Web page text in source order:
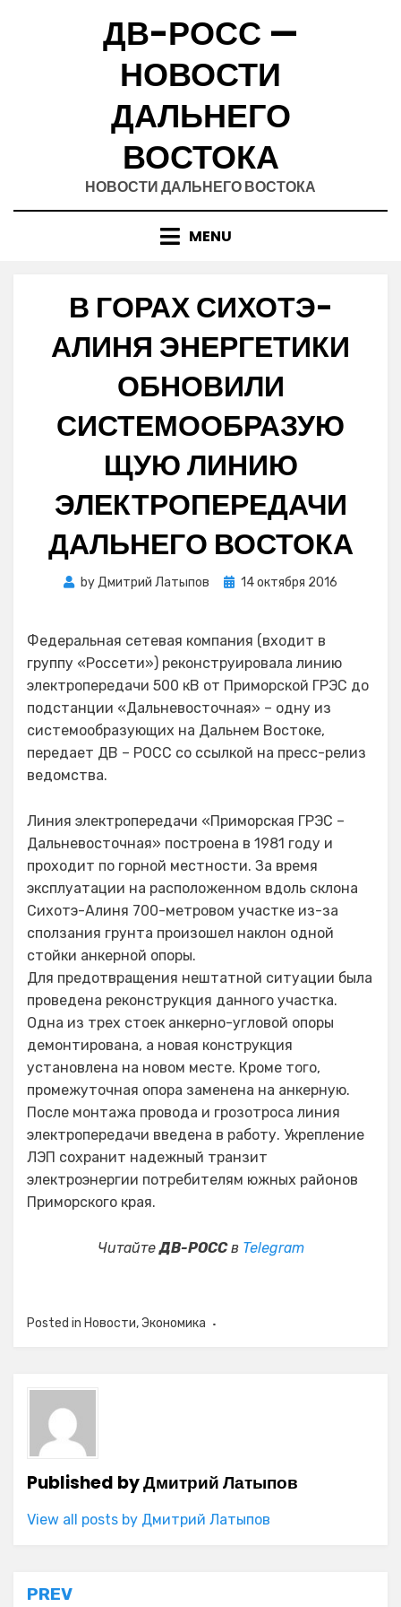
ДВ-РОСС —
НОВОСТИ
ДАЛЬНЕГО
ВОСТОКА
НОВОСТИ ДАЛЬНЕГО ВОСТОКА
MENU
В ГОРАХ СИХОТЭ-
АЛИНЯ ЭНЕРГЕТИКИ
ОБНОВИЛИ
СИСТЕМООБРАЗУЮ
ЩУЮ ЛИНИЮ
ЭЛЕКТРОПЕРЕДАЧИ
ДАЛЬНЕГО ВОСТОКА
byДмитрий Латыпов
Posted
14 октября 2016
Федеральная сетевая компания (входит в
группу «Россети») реконструировала линию
электропередачи 500 кВ от Приморской ГРЭС до
подстанции «Дальневосточная» – одну из
системообразующих на Дальнем Востоке,
передает ДВ – РОСС со ссылкой на пресс-релиз
ведомства.
Линия электропередачи «Приморская ГРЭС –
Дальневосточная» построена в 1981 году и
проходит по горной местности. За время
эксплуатации на расположенном вдоль склона
Сихотэ-Алиня 700-метровом участке из-за
сползания грунта произошел наклон одной
стойки анкерной опоры.
Для предотвращения нештатной ситуации была
проведена реконструкция данного участка.
Одна из трех стоек анкерно-угловой опоры
демонтирована, а новая конструкция
установлена на новом месте. Кроме того,
промежуточная опора заменена на анкерную.
После монтажа провода и грозотроса линия
электропередачи введена в работу. Укрепление
ЛЭП сохранит надежный транзит
электроэнергии потребителям южных районов
Приморского края.
ЧитайтеДВ-РОССв Telegram
Posted in Новости,Экономика
Published byДмитрий Латыпов
View all posts by Дмитрий Латыпов
Навигация
PREV